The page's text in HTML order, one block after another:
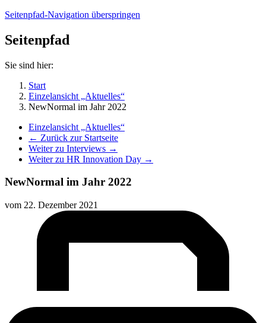
Seitenpfad-Navigation überspringen
Seitenpfad
Sie sind hier:
Start
Einzelansicht „Aktuelles“
NewNormal im Jahr 2022
Einzelansicht „Aktuelles“
← Zurück zur Startseite
Weiter zu Interviews →
Weiter zu HR Innovation Day →
NewNormal im Jahr 2022
vom 22. Dezember 2021